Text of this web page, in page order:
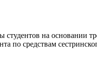
студентов на основании
по средствам